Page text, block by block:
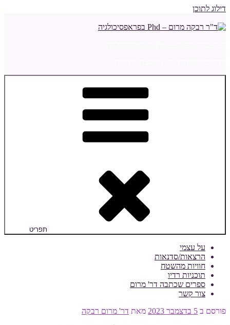
דילוג לתוכן
תפריט
על עצמי
הרצאות/סדנאות
חוויות מהשטח
תוכניות רדיו
ספרים שכתבה דר' מרום
צור קשר
פורסם ב 5 בדצמבר 2023 מאת דר' מרום רבקה